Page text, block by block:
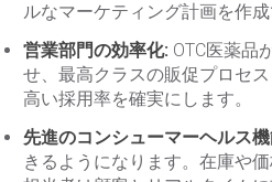
ルなマーケティング計画を作
営業部門の効率化: OTC医薬品
せ、最高クラスの販促プロセ
高い採用率を確実にします。
先進のコンシューマーヘルス
きるようになります。在庫や